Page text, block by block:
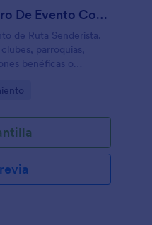
Formulario De Registro De Evento Con Método De Pago
de Ruta Senderista.
parroquias,
benéficas o